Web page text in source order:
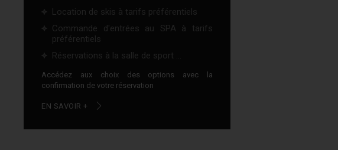
Location de skis à tarifs préférentiels
Commande d'entrées au SPA à tarifs
préférentiels
Réservations à la salle de sport ...
Accédez aux choix des options avec la
confirmation de votre réservation
EN SAVOIR +